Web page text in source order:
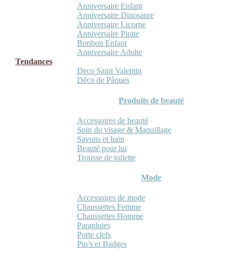
Anniversaire Enfant
Anniversaire Dinosaure
Anniversaire Licorne
Anniversaire Pirate
Bonbon Enfant
Anniversaire Adulte
Tendances
Deco Saint Valentin
Déco de Pâques
Produits de beauté
Accessoires de beauté
Soin du visage & Maquillage
Savons et bain
Beauté pour lui
Trousse de toilette
Mode
Accessoires de mode
Chaussettes Femme
Chaussettes Homme
Parapluies
Porte clefs
Pin’s et Badges